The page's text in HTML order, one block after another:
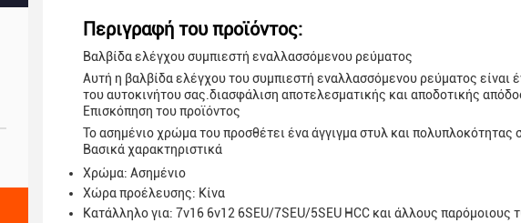
Περιγραφή του προϊόντος:
Βαλβίδα ελέγχου συμπιεστή εναλλασσόμενου ρεύματος
Αυτή η βαλβίδα ελέγχου του συμπιεστή εναλλασσόμενου ρεύματος είναι
του αυτοκινήτου σας.διασφάλιση αποτελεσματικής και αποδοτικής
Επισκόπηση του προϊόντος
Το ασημένιο χρώμα του προσθέτει ένα άγγιγμα στυλ και πολυπλοκότητας
Βασικά χαρακτηριστικά
Χρώμα: Ασημένιο
Χώρα προέλευσης: Κίνα
Κατάλληλο για: 7v16 6v12 6SEU/7SEU/5SEU HCC και άλλους παρόμοιους